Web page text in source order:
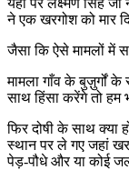
ने एक खरगोश को मार
जैसा कि ऐसे मामलों में
मामला गाँव के बुज़ुर्गों
साथ हिंसा करेंगे तो हम
फिर दोषी के साथ क्या
स्थान पर ले गए जहां
पेड़-पौधे और या कोई